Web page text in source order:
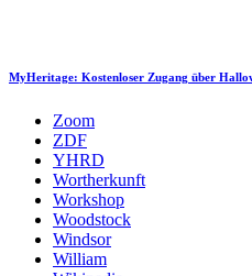
MyHeritage: Kostenloser Zugang über
Zoom
ZDF
YHRD
Wortherkunft
Workshop
Woodstock
Windsor
William